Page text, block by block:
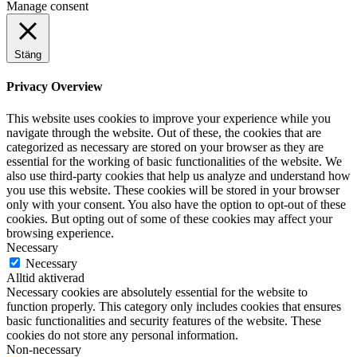
Manage consent
Stäng
Privacy Overview
This website uses cookies to improve your experience while you
navigate through the website. Out of these, the cookies that are
categorized as necessary are stored on your browser as they are
essential for the working of basic functionalities of the website. We
also use third-party cookies that help us analyze and understand how
you use this website. These cookies will be stored in your browser
only with your consent. You also have the option to opt-out of these
cookies. But opting out of some of these cookies may affect your
browsing experience.
Necessary
Necessary
Alltid aktiverad
Necessary cookies are absolutely essential for the website to
function properly. This category only includes cookies that ensures
basic functionalities and security features of the website. These
cookies do not store any personal information.
Non-necessary